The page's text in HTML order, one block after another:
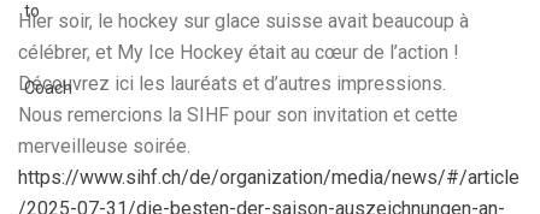
Hier soir, le hockey sur glace suisse avait beaucoup à
célébrer, et My Ice Hockey était au cœur de l’action !
Découvrez ici les lauréats et d’autres impressions.
Nous remercions la SIHF pour son invitation et cette
merveilleuse soirée.
https://www.sihf.ch/de/organization/media/news/#/article
/2025-07-31/die-besten-der-saison-auszeichnungen-an-